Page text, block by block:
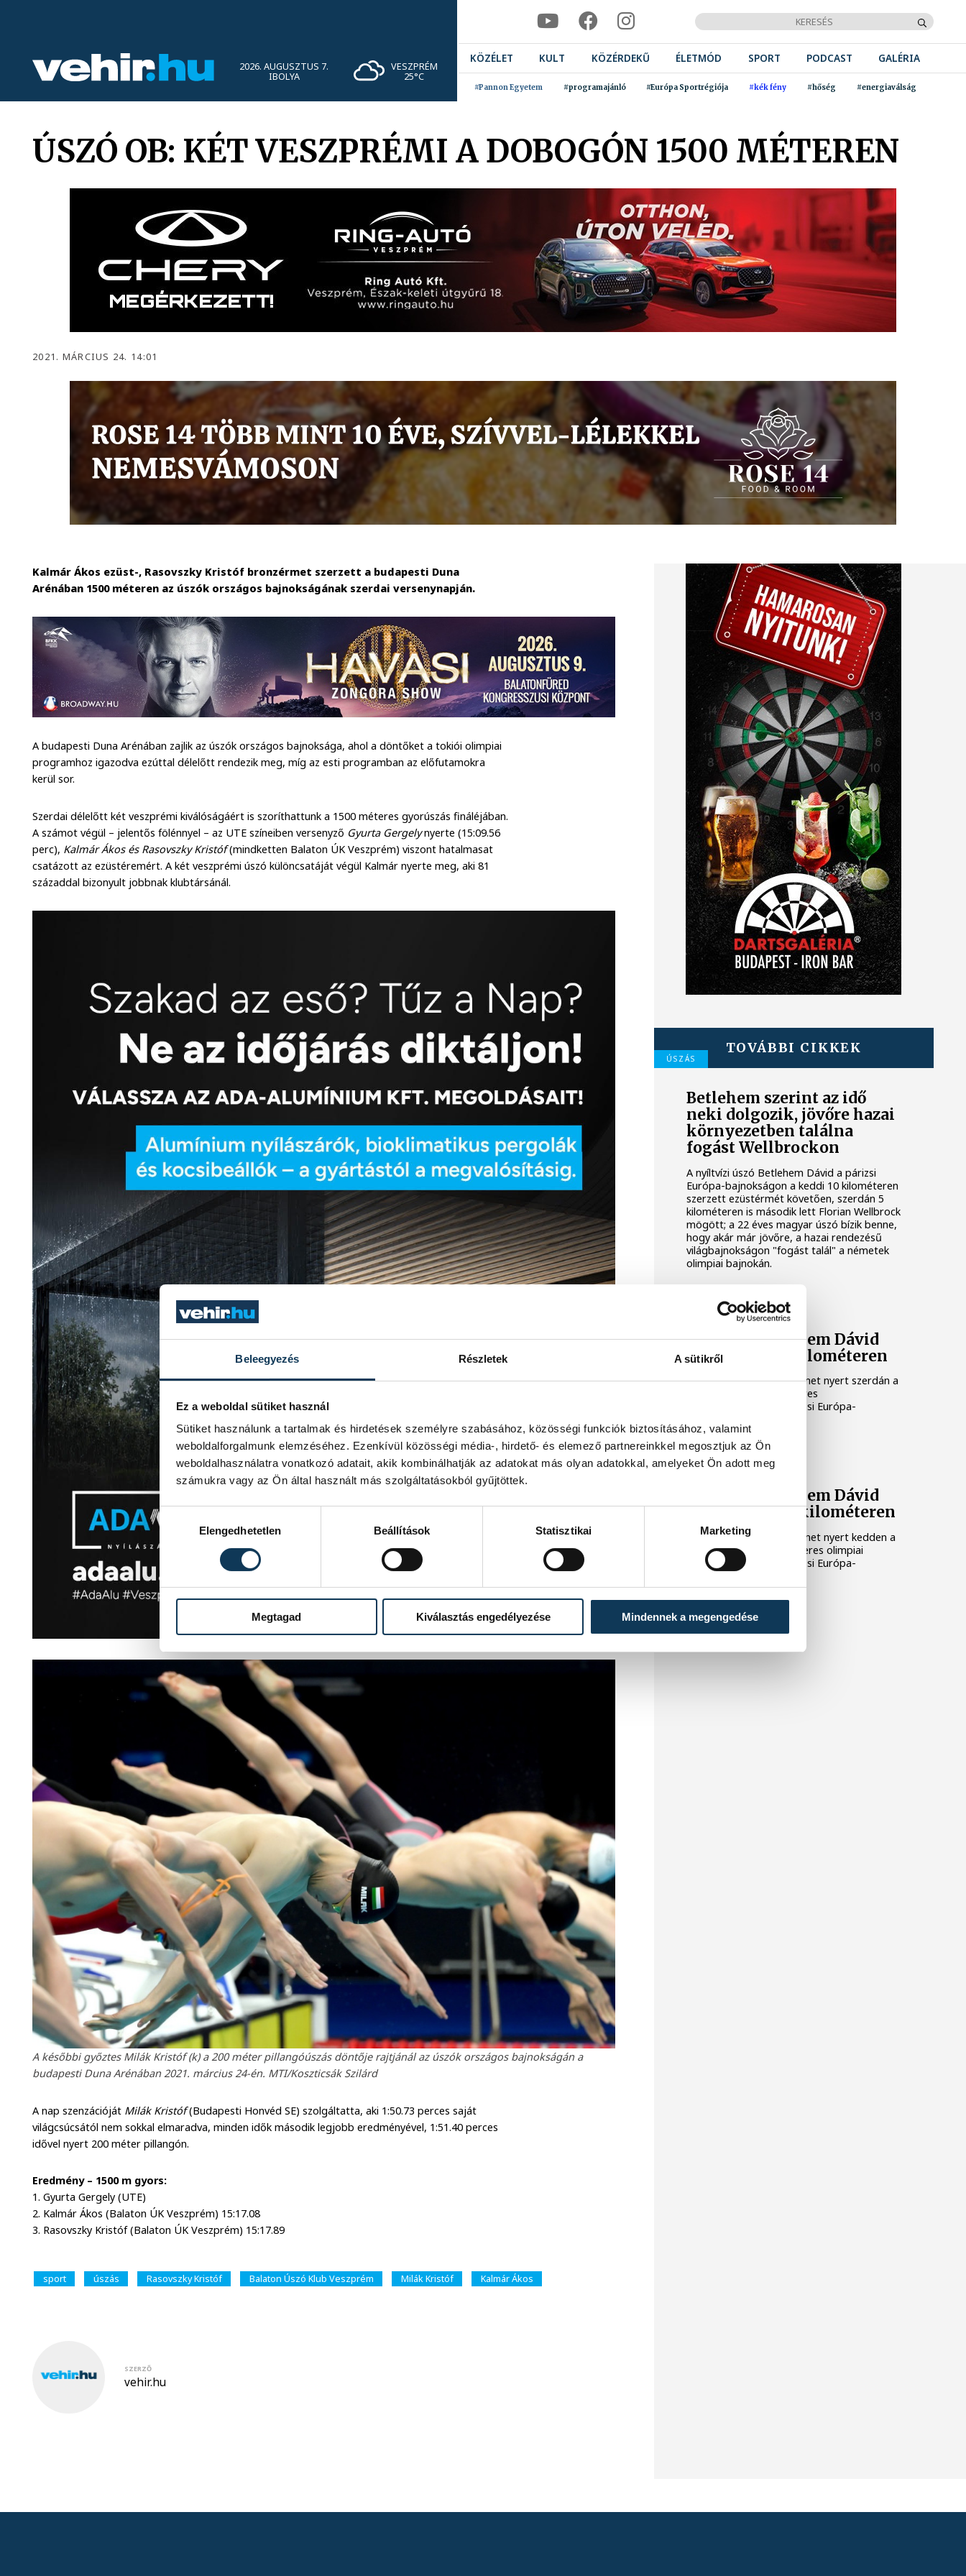
Beleegyezés Részletek A sütikről
Ez a weboldal sütiket használ
Sütiket használunk a tartalmak és hirdetések személyre szabásához, közösségi funkciók biztosításához, valamint
weboldalforgalmunk elemzéséhez. Ezenkívül közösségi média-, hirdető- és elemező partnereinkkel megosztjuk az Ön
weboldalhasználatra vonatkozó adatait, akik kombinálhatják az adatokat más olyan adatokkal, amelyeket Ön adott meg
számukra vagy az Ön által használt más szolgáltatásokból gyűjtöttek.
Hozzájárulás kiválasztása
Elengedhetetlen
Beállítások Statisztikai Marketing
Megtagad Kiválasztás engedélyezése Mindennek a megengedése
2026. AUGUSZTUS 7.
IBOLYA
VESZPRÉM
25°C
KÖZÉLET KULT KÖZÉRDEKŰ ÉLETMÓD SPORT PODCAST GALÉRIA
#Pannon Egyetem #programajánló #Európa Sportrégiója #kék fény #hőség #energiaválság
ÚSZÓ OB: KÉT VESZPRÉMI A DOBOGÓN 1500 MÉTEREN
2021. MÁRCIUS 24. 14:01
Kalmár Ákos ezüst-, Rasovszky Kristóf bronzérmet szerzett a budapesti Duna
Arénában 1500 méteren az úszók országos bajnokságának szerdai versenynapján.
A budapesti Duna Arénában zajlik az úszók országos bajnoksága, ahol a döntőket a tokiói olimpiai
programhoz igazodva ezúttal délelőtt rendezik meg, míg az esti programban az előfutamokra
kerül sor.
Szerdai délelőtt két veszprémi kiválóságáért is szoríthattunk a 1500 méteres gyorúszás fináléjában.
A számot végül – jelentős fölénnyel – az UTE színeiben versenyző Gyurta Gergelynyerte (15:09.56
perc), Kalmár Ákos és Rasovszky Kristóf(mindketten Balaton ÚK Veszprém) viszont hatalmasat
csatázott az ezüstéremért. A két veszprémi úszó különcsatáját végül Kalmár nyerte meg, aki 81
századdal bizonyult jobbnak klubtársánál.
A későbbi győztes Milák Kristóf (k) a 200 méter pillangóúszás döntője rajtjánál az úszók országos bajnokságán a
budapesti Duna Arénában 2021. március 24-én. MTI/Koszticsák Szilárd
A nap szenzációját Milák Kristóf(Budapesti Honvéd SE) szolgáltatta, aki 1:50.73 perces saját
világcsúcsától nem sokkal elmaradva, minden idők második legjobb eredményével, 1:51.40 perces
idővel nyert 200 méter pillangón.
Eredmény – 1500 m gyors:
1. Gyurta Gergely (UTE)
2. Kalmár Ákos (Balaton ÚK Veszprém) 15:17.08
3. Rasovszky Kristóf (Balaton ÚK Veszprém) 15:17.89
sport úszás Rasovszky Kristóf Balaton Úszó Klub Veszprém Milák Kristóf Kalmár Ákos
SZERZŐ
vehir.hu
TOVÁBBI CIKKEK
ÚSZÁS
Betlehem szerint az idő
neki dolgozik, jövőre hazai
környezetben találna
fogást Wellbrockon
A nyíltvízi úszó Betlehem Dávid a párizsi
Európa-bajnokságon a keddi 10 kilométeren
szerzett ezüstérmét követően, szerdán 5
kilométeren is második lett Florian Wellbrock
mögött; a 22 éves magyar úszó bízik benne,
hogy akár már jövőre, a hazai rendezésű
világbajnokságon "fogást talál" a németek
olimpiai bajnokán.
Vizes Eb: Betlehem Dávid
ezüstérmes 5 kilométeren
Betlehem Dávid ezüstérmet nyert szerdán a
nyíltvízi úszók 5 kilométeres
versenyszámában a párizsi Európa-
Vizes Eb: Betlehem Dávid
ezüstérmes 10 kilométeren
Betlehem Dávid ezüstérmet nyert kedden a
nyíltvízi úszók 10 kilométeres olimpiai
versenyszámában a párizsi Európa-
bajnokságon.